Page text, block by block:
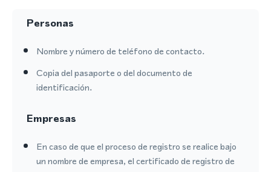
Personas
Nombre y número de teléfono de contacto.
Copia del pasaporte o del documento de
identificación.
Empresas
En caso de que el proceso de registro se realice bajo
un nombre de empresa, el certificado de registro de